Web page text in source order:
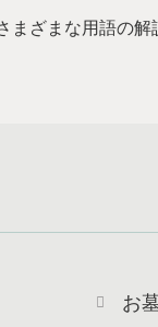
まざまな用語の解
お